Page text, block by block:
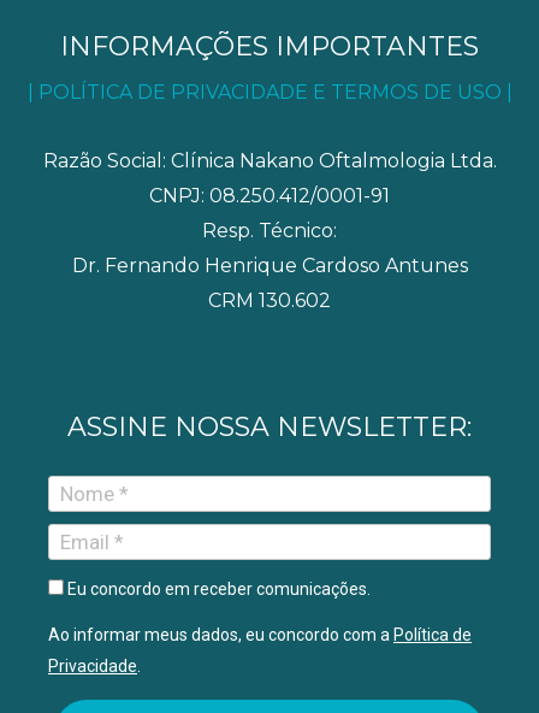
b
o
o
a
g
r
m
u
b
e
INFORMAÇÕES IMPORTANTES
| POLÍTICA DE PRIVACIDADE E TERMOS DE USO |
Razão Social: Clínica Nakano Oftalmologia Ltda.
CNPJ: 08.250.412/0001-91
Resp. Técnico:
Dr. Fernando Henrique Cardoso Antunes
CRM 130.602
ASSINE NOSSA NEWSLETTER:
Eu concordo em receber comunicações.
Ao informar meus dados, eu concordo com a Política de
Privacidade